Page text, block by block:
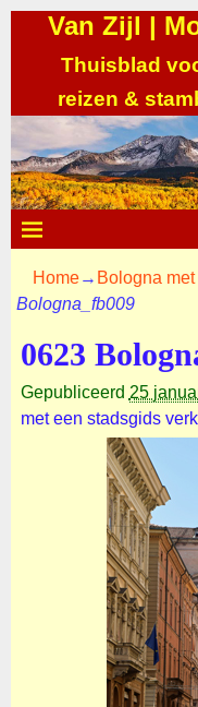
Van Zijl |
Thuisblad
reizen &
Home→ Bologna
Bologna_fb009
0623
Gepubliceerd 25
met een stadsgids